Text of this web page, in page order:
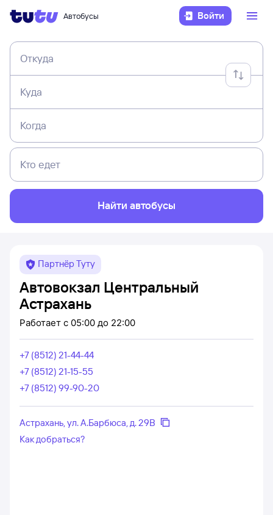
Автобусы Войти
Откуда
Куда
Когда
Кто едет
Найти автобусы
Партнёр Туту
Автовокзал Центральный
Астрахань
Работает с 05:00 до 22:00
+7 (8512) 21-44-44
+7 (8512) 21-15-55
+7 (8512) 99-90-20
Астрахань, ул. А.Барбюса, д. 29В
Как добраться?